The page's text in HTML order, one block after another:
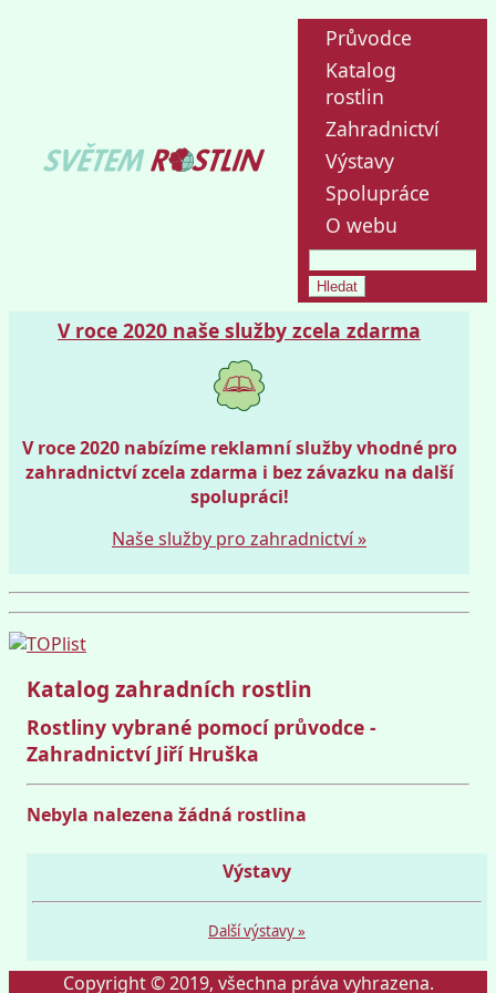
Průvodce
Katalog
rostlin
Zahradnictví
Výstavy
Spolupráce
O webu
V roce 2020 naše služby zcela zdarma
V roce 2020 nabízíme reklamní služby vhodné pro
zahradnictví zcela zdarma i bez závazku na další
spolupráci!
Naše služby pro zahradnictví »
Katalog zahradních rostlin
Rostliny vybrané pomocí průvodce -
Zahradnictví Jiří Hruška
Nebyla nalezena žádná rostlina
Výstavy
Další výstavy »
Copyright © 2019, všechna práva vyhrazena.